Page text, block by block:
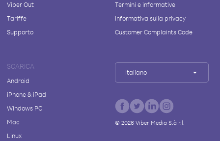
Viber Out
Tariffe
Supporto
Termini e informative
Informativa sulla privacy
Customer Complaints Code
SCARICA
Android
iPhone & iPad
Windows PC
Mac
Linux
Italiano
© 2026Viber Media S.à r.l.